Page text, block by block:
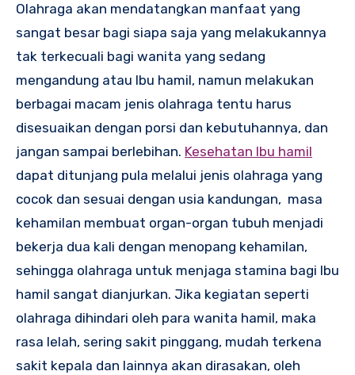
Olahraga akan mendatangkan manfaat yang
sangat besar bagi siapa saja yang melakukannya
tak terkecuali bagi wanita yang sedang
mengandung atau Ibu hamil, namun melakukan
berbagai macam jenis olahraga tentu harus
disesuaikan dengan porsi dan kebutuhannya, dan
jangan sampai berlebihan. Kesehatan Ibu hamil
dapat ditunjang pula melalui jenis olahraga yang
cocok dan sesuai dengan usia kandungan, masa
kehamilan membuat organ-organ tubuh menjadi
bekerja dua kali dengan menopang kehamilan,
sehingga olahraga untuk menjaga stamina bagi Ibu
hamil sangat dianjurkan. Jika kegiatan seperti
olahraga dihindari oleh para wanita hamil, maka
rasa lelah, sering sakit pinggang, mudah terkena
sakit kepala dan lainnya akan dirasakan, oleh